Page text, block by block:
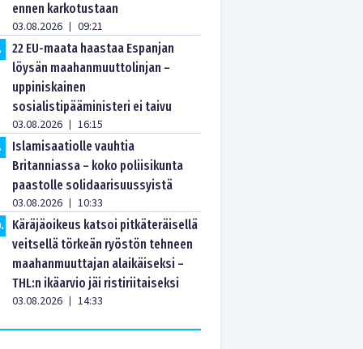
ennen karkotustaan
03.08.2026 | 09:21
22 EU-maata haastaa Espanjan
löysän maahanmuuttolinjan –
uppiniskainen
sosialistipääministeri ei taivu
03.08.2026 | 16:15
Islamisaatiolle vauhtia
Britanniassa – koko poliisikunta
paastolle solidaarisuussyistä
03.08.2026 | 10:33
.
Käräjäoikeus katsoi pitkäteräisellä
veitsellä törkeän ryöstön tehneen
maahanmuuttajan alaikäiseksi –
THL:n ikäarvio jäi ristiriitaiseksi
03.08.2026 | 14:33